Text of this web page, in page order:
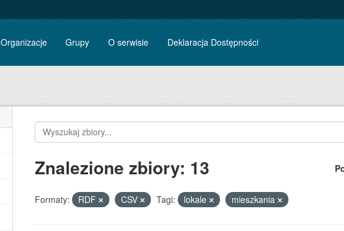
Organizacje Grupy O serwisie Deklaracja Dostępności
Znalezione zbiory: 13
Formaty: RDF CSV Tagi: lokale mieszkania